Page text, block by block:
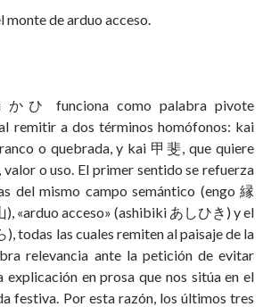
monte de arduo acceso.
かひ funciona como palabra pivote
remitir a dos términos homófonos: kai
o quebrada, y kai 甲斐, que quiere
o uso. El primer sentido se refuerza
del mismo campo semántico (engo 縁
), «arduo acceso» (ashibiki あしひき) y el
todas las cuales remiten al paisaje de la
relevancia ante la petición de evitar
en prosa que nos sitúa en el
festiva. Por esta razón, los últimos tres